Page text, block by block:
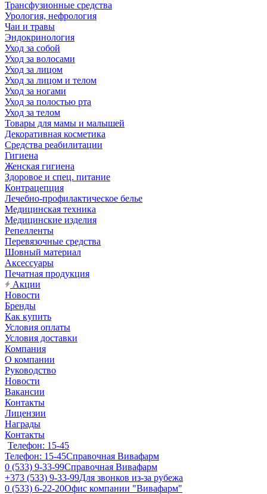
Трансфузионные средства
Урология, нефрология
Чаи и травы
Эндокринология
Уход за собой
Уход за волосами
Уход за лицом
Уход за лицом и телом
Уход за ногами
Уход за полостью рта
Уход за телом
Товары для мамы и малышей
Декоративная косметика
Средства реабилитации
Гигиена
Женская гигиена
Здоровое и спец. питание
Контрацепция
Лечебно-профилактическое белье
Медицинская техника
Медицинские изделия
Репелленты
Перевязочные средства
Шовный материал
Аксессуары
Печатная продукция
Акции
Новости
Бренды
Как купить
Условия оплаты
Условия доставки
Компания
О компании
Руководство
Новости
Вакансии
Контакты
Лицензии
Награды
Контакты
Телефон: 15-45
Телефон: 15-45Справочная Вивафарм
0 (533) 9-33-99Справочная Вивафарм
+373 (533) 9-33-99Для звонков из-за рубежа
0 (533) 6-22-20Офис компании "Вивафарм"